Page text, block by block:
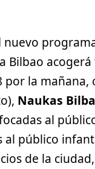
Bilbao
por la
Naukas
al
al público
de la